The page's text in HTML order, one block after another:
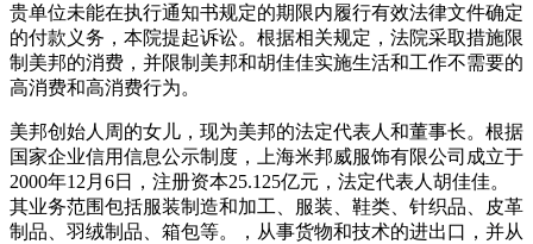
贵单位未能在执行通知书规定的期限内履行有效法律文件确定
的付款义务，本院提起诉讼。根据相关规定，法院采取措施限
制美邦的消费，并限制美邦和胡佳佳实施生活和工作不需要的
高消费和高消费行为。
美邦创始人周的女儿，现为美邦的法定代表人和董事长。根据
国家企业信用信息公示制度，上海米邦威服饰有限公司成立于
2000年12月6日，注册资本25.125亿元，法定代表人胡佳佳。
其业务范围包括服装制造和加工、服装、鞋类、针织品、皮革
制品、羽绒制品、箱包等。，从事货物和技术的进出口，并从